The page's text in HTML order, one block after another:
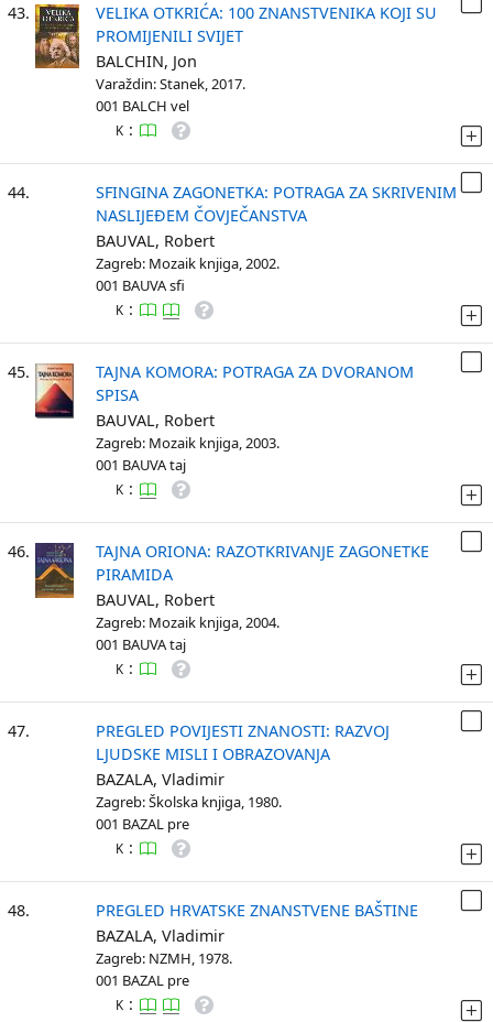
43.
VELIKA OTKRIĆA: 100 ZNANSTVENIKA KOJI SU
PROMIJENILI SVIJET
BALCHIN, Jon
Varaždin: Stanek, 2017.
001 BALCH vel
K :
44.
SFINGINA ZAGONETKA: POTRAGA ZA SKRIVENIM
NASLIJEĐEM ČOVJEČANSTVA
BAUVAL, Robert
Zagreb: Mozaik knjiga, 2002.
001 BAUVA sfi
K :
45.
TAJNA KOMORA: POTRAGA ZA DVORANOM
SPISA
BAUVAL, Robert
Zagreb: Mozaik knjiga, 2003.
001 BAUVA taj
K :
46.
TAJNA ORIONA: RAZOTKRIVANJE ZAGONETKE
PIRAMIDA
BAUVAL, Robert
Zagreb: Mozaik knjiga, 2004.
001 BAUVA taj
K :
47.
PREGLED POVIJESTI ZNANOSTI: RAZVOJ
LJUDSKE MISLI I OBRAZOVANJA
BAZALA, Vladimir
Zagreb: Školska knjiga, 1980.
001 BAZAL pre
K :
48.
PREGLED HRVATSKE ZNANSTVENE BAŠTINE
BAZALA, Vladimir
Zagreb: NZMH, 1978.
001 BAZAL pre
K :